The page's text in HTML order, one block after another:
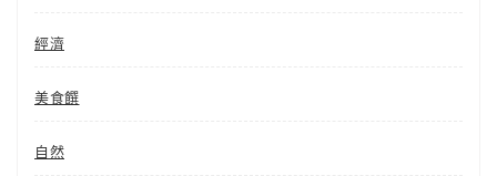
經濟
美食饌
自然